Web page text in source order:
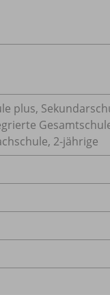
plus,
2-jährige